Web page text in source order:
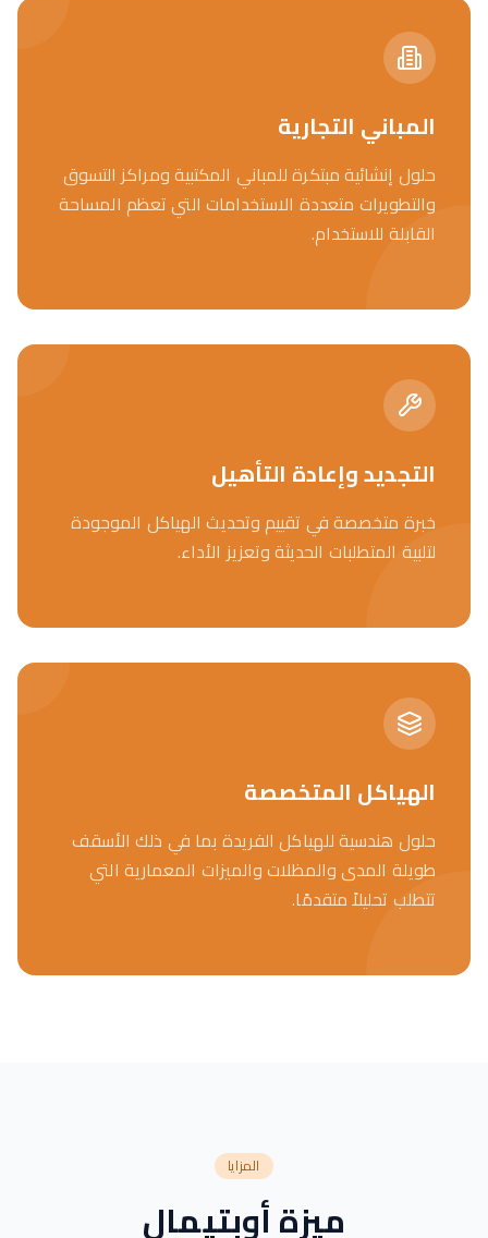
المباني التجارية
حلول إنشائية مبتكرة للمباني المكتبية ومراكز التسوق
والتطويرات متعددة الاستخدامات التي تعظم المساحة
القابلة للاستخدام.
التجديد وإعادة التأهيل
خبرة متخصصة في تقييم وتحديث الهياكل الموجودة
لتلبية المتطلبات الحديثة وتعزيز الأداء.
الهياكل المتخصصة
حلول هندسية للهياكل الفريدة بما في ذلك الأسقف
طويلة المدى والمظلات والميزات المعمارية التي
تتطلب تحليلاً متقدمًا.
المزايا
ميزة أوبتيمال